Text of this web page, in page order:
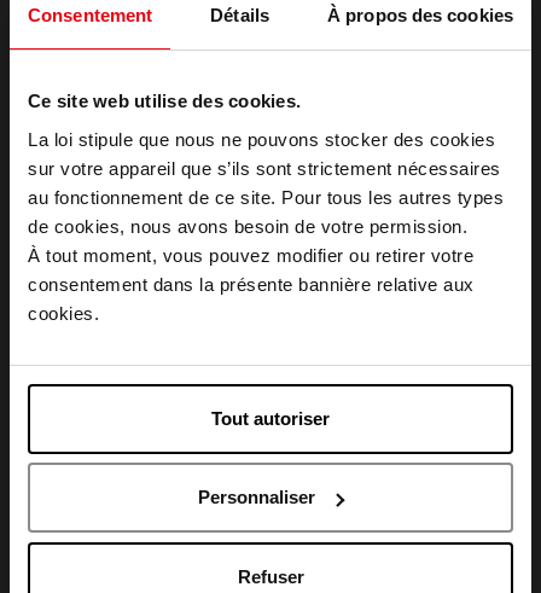
Consentement Détails À propos des cookies
Ce site web utilise des cookies.
La loi stipule que nous ne pouvons stocker des cookies
sur votre appareil que s’ils sont strictement nécessaires
au fonctionnement de ce site. Pour tous les autres types
de cookies, nous avons besoin de votre permission.
À tout moment, vous pouvez modifier ou retirer votre
consentement dans la présente bannière relative aux
cookies.
Tout autoriser
Personnaliser
Refuser
Retour gratuit dans votre magasin
Description
Caractéristiques
Avis client
Oublié quelque chose ?
Choisissez votre pays
April Belgique
April Luxembourg